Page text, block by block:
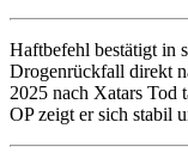
Haftbefehl bestätigt in
Drogenrückfall direkt
2025 nach Xatars Tod
OP zeigt er sich stabil